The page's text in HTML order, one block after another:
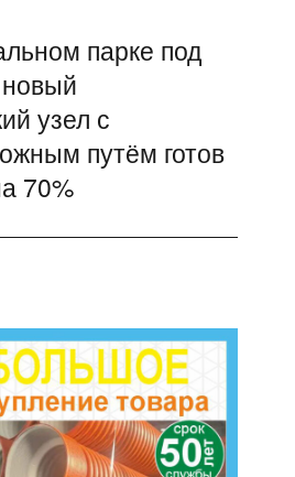
парке под
узел с
путём готов
70%